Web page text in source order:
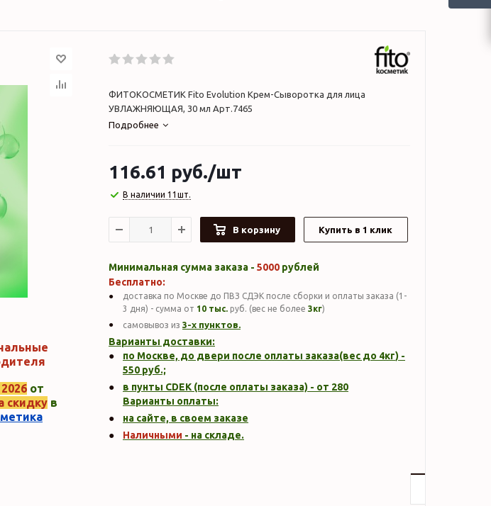
от
скидкув
ФИТОКОСМЕТИК Fito Evolution Крем-Сыворотка для лица
УВЛАЖНЯЮЩАЯ, 30 мл Арт.7465
Подробнее
116.61 руб./шт
В наличии 11шт.
В корзину Купить в 1 клик
Минимальная сумма заказа - 5000 рублей
Бесплатно:
доставка по Москве до ПВЗ СДЭК после сборки и оплаты заказа (1-
3 дня) - сумма от 10 тыс. руб. (вес не более 3кг)
самовывоз из 3-х пунктов.
Варианты доставки:
по Москве, до двери после оплаты заказа(вес до 4кг) -
550 руб.;
в пунты CDEK (после оплаты заказа) - от 280
Варианты оплаты:
на сайте, в своем заказе
Наличными - на складе.